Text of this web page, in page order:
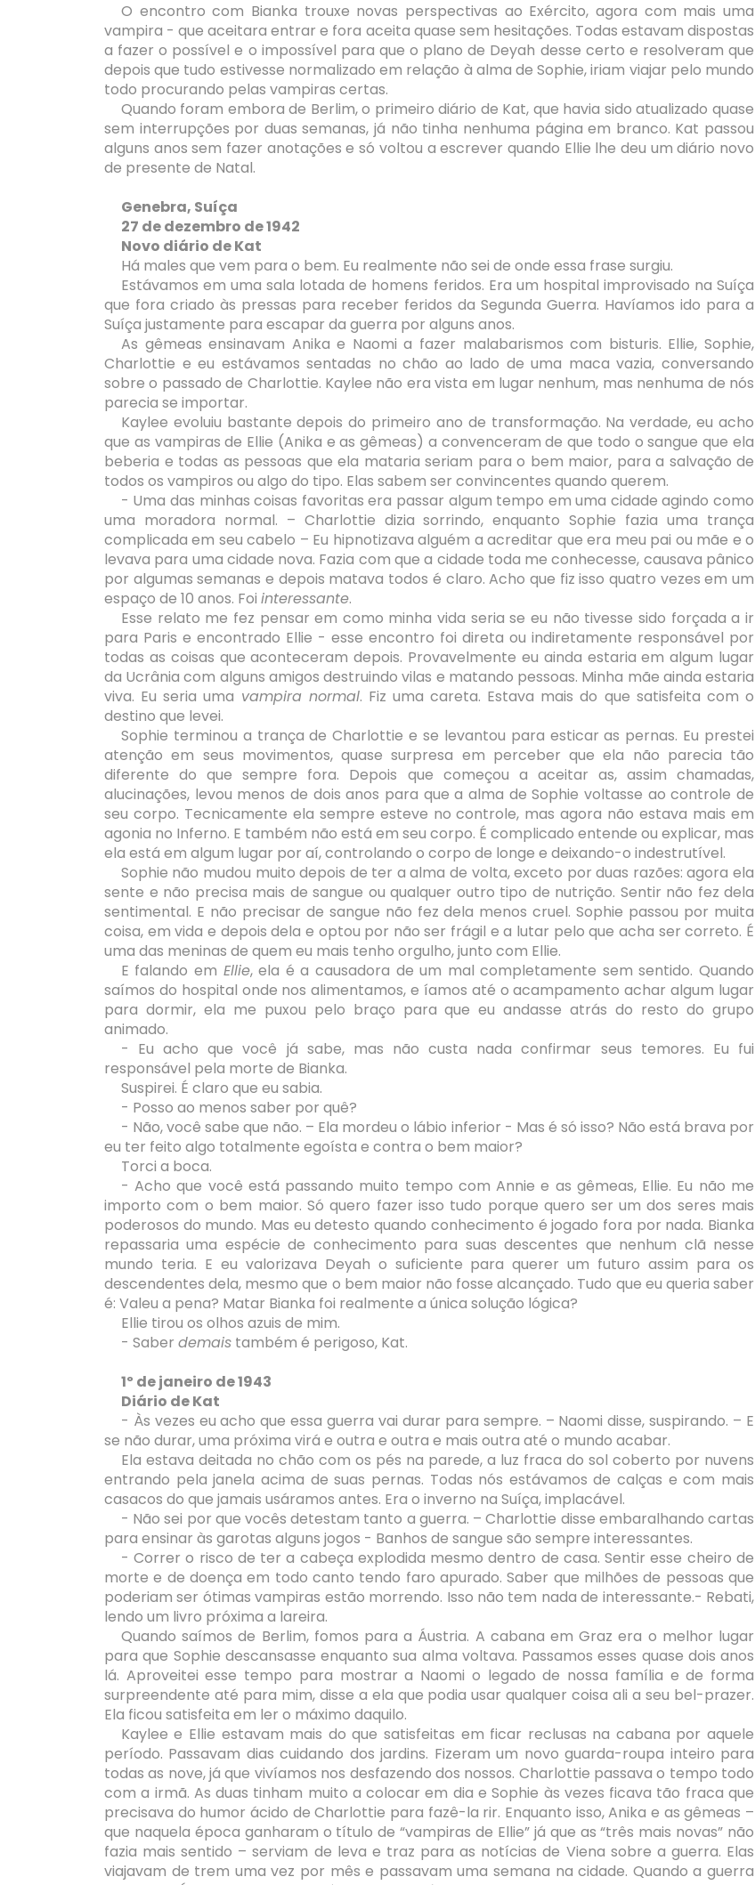
O encontro com Bianka trouxe novas perspectivas ao Exército, agora com mais uma
vampira - que aceitara entrar e fora aceita quase sem hesitações. Todas estavam dispostas
a fazer o possível e o impossível para que o plano de Deyah desse certo e resolveram que
depois que tudo estivesse normalizado em relação à alma de Sophie, iriam viajar pelo mundo
todo procurando pelas vampiras certas.
Quando foram embora de Berlim, o primeiro diário de Kat, que havia sido atualizado quase
sem interrupções por duas semanas, já não tinha nenhuma página em branco. Kat passou
alguns anos sem fazer anotações e só voltou a escrever quando Ellie lhe deu um diário novo
de presente de Natal.
Genebra, Suíça
27 de dezembro de 1942
Novo diário de Kat
Há males que vem para o bem. Eu realmente não sei de onde essa frase surgiu.
Estávamos em uma sala lotada de homens feridos. Era um hospital improvisado na Suíça
que fora criado às pressas para receber feridos da Segunda Guerra. Havíamos ido para a
Suíça justamente para escapar da guerra por alguns anos.
As gêmeas ensinavam Anika e Naomi a fazer malabarismos com bisturis. Ellie, Sophie,
Charlottie e eu estávamos sentadas no chão ao lado de uma maca vazia, conversando
sobre o passado de Charlottie. Kaylee não era vista em lugar nenhum, mas nenhuma de nós
parecia se importar.
Kaylee evoluiu bastante depois do primeiro ano de transformação. Na verdade, eu acho
que as vampiras de Ellie (Anika e as gêmeas) a convenceram de que todo o sangue que ela
beberia e todas as pessoas que ela mataria seriam para o bem maior, para a salvação de
todos os vampiros ou algo do tipo. Elas sabem ser convincentes quando querem.
- Uma das minhas coisas favoritas era passar algum tempo em uma cidade agindo como
uma moradora normal. – Charlottie dizia sorrindo, enquanto Sophie fazia uma trança
complicada em seu cabelo – Eu hipnotizava alguém a acreditar que era meu pai ou mãe e o
levava para uma cidade nova. Fazia com que a cidade toda me conhecesse, causava pânico
por algumas semanas e depois matava todos é claro. Acho que fiz isso quatro vezes em um
espaço de 10 anos. Foi interessante.
Esse relato me fez pensar em como minha vida seria se eu não tivesse sido forçada a ir
para Paris e encontrado Ellie - esse encontro foi direta ou indiretamente responsável por
todas as coisas que aconteceram depois. Provavelmente eu ainda estaria em algum lugar
da Ucrânia com alguns amigos destruindo vilas e matando pessoas. Minha mãe ainda estaria
viva. Eu seria uma vampira normal. Fiz uma careta. Estava mais do que satisfeita com o
destino que levei.
Sophie terminou a trança de Charlottie e se levantou para esticar as pernas. Eu prestei
atenção em seus movimentos, quase surpresa em perceber que ela não parecia tão
diferente do que sempre fora. Depois que começou a aceitar as, assim chamadas,
alucinações, levou menos de dois anos para que a alma de Sophie voltasse ao controle de
seu corpo. Tecnicamente ela sempre esteve no controle, mas agora não estava mais em
agonia no Inferno. E também não está em seu corpo. É complicado entende ou explicar, mas
ela está em algum lugar por aí, controlando o corpo de longe e deixando-o indestrutível.
Sophie não mudou muito depois de ter a alma de volta, exceto por duas razões: agora ela
sente e não precisa mais de sangue ou qualquer outro tipo de nutrição. Sentir não fez dela
sentimental. E não precisar de sangue não fez dela menos cruel. Sophie passou por muita
coisa, em vida e depois dela e optou por não ser frágil e a lutar pelo que acha ser correto. É
uma das meninas de quem eu mais tenho orgulho, junto com Ellie.
E falando em Ellie, ela é a causadora de um mal completamente sem sentido. Quando
saímos do hospital onde nos alimentamos, e íamos até o acampamento achar algum lugar
para dormir, ela me puxou pelo braço para que eu andasse atrás do resto do grupo
animado.
- Eu acho que você já sabe, mas não custa nada confirmar seus temores. Eu fui
responsável pela morte de Bianka.
Suspirei. É claro que eu sabia.
- Posso ao menos saber por quê?
- Não, você sabe que não. – Ela mordeu o lábio inferior - Mas é só isso? Não está brava por
eu ter feito algo totalmente egoísta e contra o bem maior?
Torci a boca.
- Acho que você está passando muito tempo com Annie e as gêmeas, Ellie. Eu não me
importo com o bem maior. Só quero fazer isso tudo porque quero ser um dos seres mais
poderosos do mundo. Mas eu detesto quando conhecimento é jogado fora por nada. Bianka
repassaria uma espécie de conhecimento para suas descentes que nenhum clã nesse
mundo teria. E eu valorizava Deyah o suficiente para querer um futuro assim para os
descendentes dela, mesmo que o bem maior não fosse alcançado. Tudo que eu queria saber
é: Valeu a pena? Matar Bianka foi realmente a única solução lógica?
Ellie tirou os olhos azuis de mim.
- Saber demaistambém é perigoso, Kat.
1º de janeiro de 1943
Diário de Kat
- Às vezes eu acho que essa guerra vai durar para sempre. – Naomi disse, suspirando. – E
se não durar, uma próxima virá e outra e outra e mais outra até o mundo acabar.
Ela estava deitada no chão com os pés na parede, a luz fraca do sol coberto por nuvens
entrando pela janela acima de suas pernas. Todas nós estávamos de calças e com mais
casacos do que jamais usáramos antes. Era o inverno na Suíça, implacável.
- Não sei por que vocês detestam tanto a guerra. – Charlottie disse embaralhando cartas
para ensinar às garotas alguns jogos - Banhos de sangue são sempre interessantes.
- Correr o risco de ter a cabeça explodida mesmo dentro de casa. Sentir esse cheiro de
morte e de doença em todo canto tendo faro apurado. Saber que milhões de pessoas que
poderiam ser ótimas vampiras estão morrendo. Isso não tem nada de interessante.- Rebati,
lendo um livro próxima a lareira.
Quando saímos de Berlim, fomos para a Áustria. A cabana em Graz era o melhor lugar
para que Sophie descansasse enquanto sua alma voltava. Passamos esses quase dois anos
lá. Aproveitei esse tempo para mostrar a Naomi o legado de nossa família e de forma
surpreendente até para mim, disse a ela que podia usar qualquer coisa ali a seu bel-prazer.
Ela ficou satisfeita em ler o máximo daquilo.
Kaylee e Ellie estavam mais do que satisfeitas em ficar reclusas na cabana por aquele
período. Passavam dias cuidando dos jardins. Fizeram um novo guarda-roupa inteiro para
todas as nove, já que vivíamos nos desfazendo dos nossos. Charlottie passava o tempo todo
com a irmã. As duas tinham muito a colocar em dia e Sophie às vezes ficava tão fraca que
precisava do humor ácido de Charlottie para fazê-la rir. Enquanto isso, Anika e as gêmeas –
que naquela época ganharam o título de “vampiras de Ellie” já que as “três mais novas” não
fazia mais sentido – serviam de leva e traz para as notícias de Viena sobre a guerra. Elas
viajavam de trem uma vez por mês e passavam uma semana na cidade. Quando a guerra